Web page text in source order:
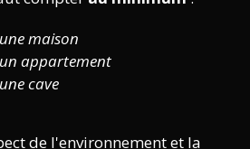
maison
appartement
cave
de l'environnement et la